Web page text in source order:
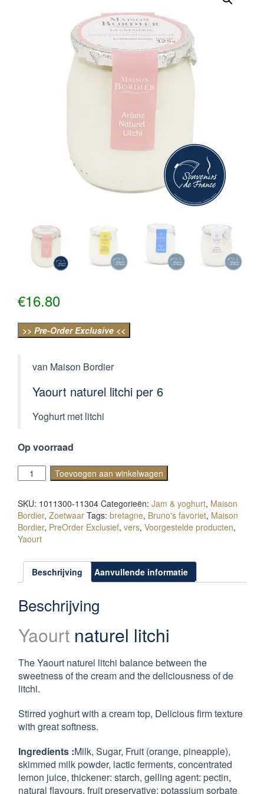
€16.80
>> Pre-Order Exclusive <<
van Maison Bordier
Yaourt naturel litchi per 6
Yoghurt met litchi
Op voorraad
Yaourt
naturel
aantal
Toevoegen aan winkelwagen
SKU: 1011300-11304 Categorieën: Jam & yoghurt, Maison
Bordier, Zoetwaar Tags: bretagne, Bruno's favoriet, Maison
Bordier, PreOrder Exclusief, vers, Voorgestelde producten,
Yaourt
Beschrijving Aanvullende informatie
Beschrijving
Yaourt naturel litchi
The Yaourt naturel litchi balance between the
sweetness of the cream and the deliciousness of de
litchi.
Stirred yoghurt with a cream top, Delicious firm texture
with great softness.
Ingredients :Milk, Sugar, Fruit (orange, pineapple),
skimmed milk powder, lactic ferments, concentrated
lemon juice, thickener: starch, gelling agent: pectin,
natural flavours, fruit preservative: potassium sorbate